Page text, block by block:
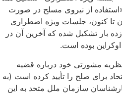
از نیروی مسلح در صورت
تا کنون، جلسات ویژه اضطراری
بار تشکیل شده که آخرین آن در
مشورتی خود درباره‌ قضیه
برای صلح را تأیید کرده است (به
کارشناسان سازمان ملل متحد به این